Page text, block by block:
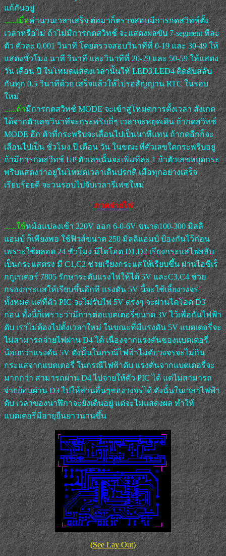
แก้กันอยู่
......เมื่อคำนวนเวลาเสร็จ ต่อมาก็ตรวจสอบมีการกดสวิทช์ตั้ง
เวลาหรือไม่ ถ้าไม่มีการกดสวิทช์ จะแสดงผลขับ 7-segment ทีละ
ตัว ตัวละ 0.001 วินาที โดยตรวจสอบวินาทีที่ 0-19 และ 30-49 ให้
แสดงชั่วโมง นาที วินาที และวินาทีที่ 20-29 และ 50-59 ให้แสดง
วัน เดือน ปี ในโหมดแสดงเวลานั้นให้ LED3,LED4 ติดดับสลับ
กันทุก 0.5 วินาทีด้วย เสร็จแล้วให้ไปรอสัญญาน RTC ในรอบ
ใหม่
......ถ้ามีการกดสวิทช์ MODE จะเข้าสู่โหมดการตั้งเวลา สังเกต
ได้จากตัวเลขวินาทีจะกระพริบถี่ๆ เวลาจะหยุดเดิน ถ้ากดสวิทช์
MODE อีก ตัวที่กระพริบจะเลื่อนไปเป็นนาทีแทน ถ้ากดอีกก็จะ
เลื่อนไปเป็น ชั่วโมง ปี เดือน วัน ในขณะที่ตัวเลขใดกระพริบอยู่
ถ้ามีการกดสวิทช์ UP ตัวเลขนั้นจะเพิ่มทีละ 1 ถ้าตัวเลขหยุดกระ
พริบแสดงว่าอยู่ในโหมดเวลาเดินปรกติ เมื่อทุกอย่างเสร็จ
เรียบร้อยดี จะวนรอบไปจับเวลารีเฟซใหม่
ภาคจ่ายไฟ
......ใช้หม้อแปลงเข้า 220V ออก 6-0-6V ขนาด100-300 มิลลิ
แอมป์ ก็เพียงพอ ใช้ฟิวส์ขนาด 250 มิลลิแอมป์ ป้องกันไว้ก่อน
เพราะใช้ตลอด 24 ชั่วโมง มีไดโอด D1,D2 เรียงกระแสไฟสลับ
เป็นกระแสตรง มี C1,C2 ช่วยเรียงกระแสให้เรียบขึ้น ผ่านไอซีเร็
กกูเรเตอร์ 7805 รักษาระดับแรงไฟให้ได้ 5V และC3,C4 ช่วย
กรองกระแสให้เรียบขึ้นอีกที แรงดัน 5V นี้จะใช้เลี้ยงวงจร
ทั้งหมด แต่ที่ตัว PIC จะไม่รับไฟ 5V ตรงๆ จะผ่านไดโอด D3
ก่อน ทั้งนี้ก็เพราะว่ามีการต่อแบตเตอรี่ขนาด 3V ไว้เพื่อกันไฟฟ้า
ดับ เราไม่ต้องไปตั้งเวลาใหม่ ในขณะที่มีแรงดัน 5V แบตเตอรี่จะ
ไม่สามารถจ่ายไฟผ่าน D4 ได้ เนื่องจากแรงดันของแบตเตอรี่
น้อยกว่าแรงดัน 5V ดังนั้นในกรณีไฟฟ้าไม่ดับวงจรจะไม่กิน
กระแสจากแบตเตอรี่ ในกรณีไฟฟ้าดับ แรงดันจากแบตเตอรี่จะ
มากกว่า สามารถผ่าน D4 ไปจ่ายให้ตัว PIC ได้ แต่ไม่สามารถ
จ่ายย้อนผ่าน D3 ไปให้ส่วนอื่นๆของวงจรได้ ดังนั้นในเวลาไฟฟ้า
ดับ เวลาของนาฬิกาจะยังเดินอยู่ แต่จะไม่แสดงผล ทำให้
แบตเตอรี่มีอายุยืนยาวนานขึ้น
(See Lay Out)